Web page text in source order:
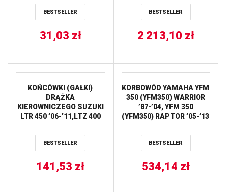
ATHENA
BESTSELLER
31,03 zł
(TULEJA ŻELIWNA)
WORKS
BESTSELLER
2 213,10 zł
KOŃCÓWKI (GAŁKI)
DRĄŻKA
KIEROWNICZEGO SUZUKI
LTR 450 ’06-’11,LTZ 400
700R RAPTOR
’06-’17,YFZ450R/X ’09-’17
BESTSELLER
141,53 zł
KORBOWÓD YAMAHA YFM
350 (YFM350) WARRIOR
’87-’04, YFM 350
(YFM350) RAPTOR ’05-’13
PROX
BESTSELLER
534,14 zł